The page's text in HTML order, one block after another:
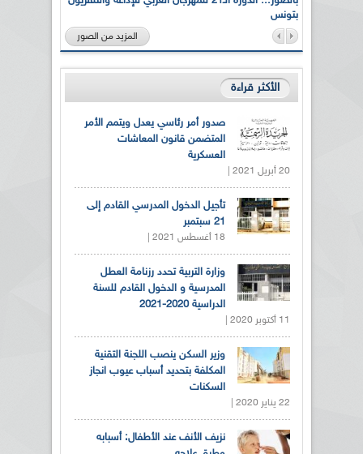
بتونس
المزيد من الصور
الأكثر قراءة
صدور أمر رئاسي يعدل ويتمم الأمر
المتضمن قانون المعاشات
العسكرية
20 أبريل 2021 |
تأجيل الدخول المدرسي القادم إلى
21 سبتمبر
18 أغسطس 2021 |
وزارة التربية تحدد رزنامة العطل
المدرسية و الدخول القادم للسنة
الدراسية 2020-2021
11 أكتوبر 2020 |
وزير السكن ينصب اللجنة التقنية
المكلفة بتحديد أسباب عيوب انجاز
السكنات
22 يناير 2020 |
نزيف الأنف عند الأطفال: أسبابه